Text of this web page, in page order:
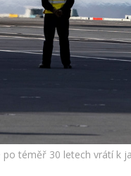
téměř 30 letech vrátí k